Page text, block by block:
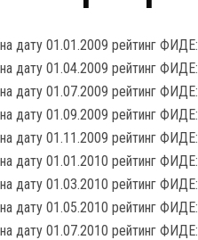
на дату 01.01.2009 рейтинг ФИДЕ:
на дату 01.04.2009 рейтинг ФИДЕ:
на дату 01.07.2009 рейтинг ФИДЕ:
на дату 01.09.2009 рейтинг ФИДЕ:
на дату 01.11.2009 рейтинг ФИДЕ:
на дату 01.01.2010 рейтинг ФИДЕ:
на дату 01.03.2010 рейтинг ФИДЕ:
на дату 01.05.2010 рейтинг ФИДЕ:
на дату 01.07.2010 рейтинг ФИДЕ: